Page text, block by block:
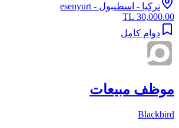
تركيا - اسطنبول - esenyurt
30,000.00 TL
دوام كامل
موظف مبيعات
Blackbird